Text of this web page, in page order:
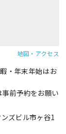
地図・アクセス
・年末年始はお
前予約をお願い
ズビル市ヶ谷1